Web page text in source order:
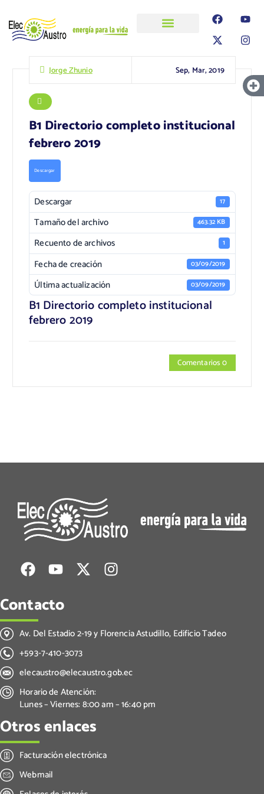
Jorge Zhunio Sep, Mar, 2019
B1 Directorio completo institucional
febrero 2019
Descargar
Descargar 17
Tamaño del archivo 463.32 KB
Recuento de archivos 1
Fecha de creación 03/09/2019
Última actualización 03/09/2019
B1 Directorio completo institucional
febrero 2019
Comentarios 0
Contacto
Av. Del Estadio 2-19 y Florencia Astudillo, Edificio Tadeo
+593-7-410-3073
elecaustro@elecaustro.gob.ec
Horario de Atención:
Lunes – Viernes: 8:00 am – 16:40 pm
Otros enlaces
Facturación electrónica
Webmail